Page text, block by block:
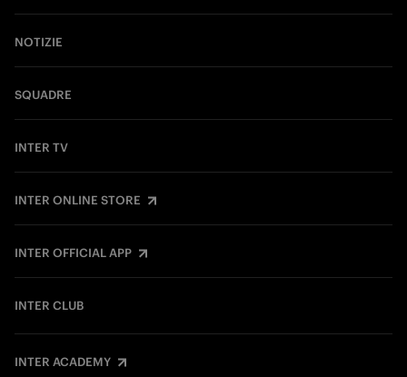
NOTIZIE
SQUADRE
INTER TV
INTER ONLINE STORE
INTER OFFICIAL APP
INTER CLUB
INTER ACADEMY